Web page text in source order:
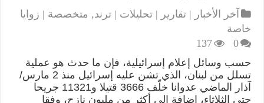
آخر الأخبار | تقارير | تحليلات | ترند, متخصصة | زوايا
خاصة
0
137
حسب وسائل إعلام إسرائيلية، فإن ما حدث هو عملية
تسلل من لبنان، الذي تشن عليه إسرائيل منذ 2 مارس/
آذار الماضي عدوانا خلّف 3666 قتيلا و11321 جريحا
حتى الثلاثاء، إضافة إلى أكثر من مليون نازح، وفقا